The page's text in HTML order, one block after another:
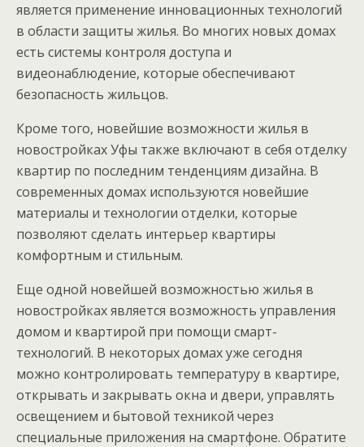
является применение инновационных технологий
в области защиты жилья. Во многих новых домах
есть системы контроля доступа и
видеонаблюдение, которые обеспечивают
безопасность жильцов.
Кроме того, новейшие возможности жилья в
новостройках Уфы также включают в себя отделку
квартир по последним тенденциям дизайна. В
современных домах используются новейшие
материалы и технологии отделки, которые
позволяют сделать интерьер квартиры
комфортным и стильным.
Еще одной новейшей возможностью жилья в
новостройках является возможность управления
домом и квартирой при помощи смарт-
технологий. В некоторых домах уже сегодня
можно контролировать температуру в квартире,
открывать и закрывать окна и двери, управлять
освещением и бытовой техникой через
специальные приложения на смартфоне. Обратите